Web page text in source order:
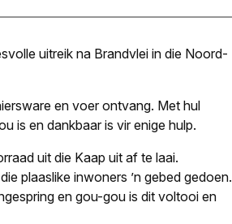
uitreik na Brandvlei in die Noord-
en voer ontvang. Met hul
is en dankbaar is vir enige hulp.
uit die Kaap uit af te laai.
plaaslike inwoners ’n gebed gedoen.
en gou-gou is dit voltooi en